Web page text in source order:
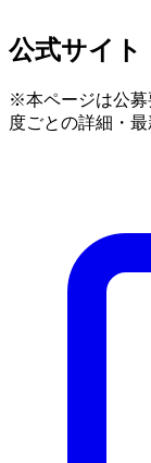
公式サイト
※本ページは公募
度ごとの詳細・